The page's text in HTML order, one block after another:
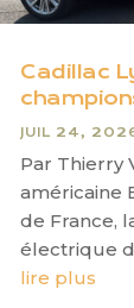
Cadillac
JUIL 24,
Par Thierry
américaine
de France,
électrique
lire plus